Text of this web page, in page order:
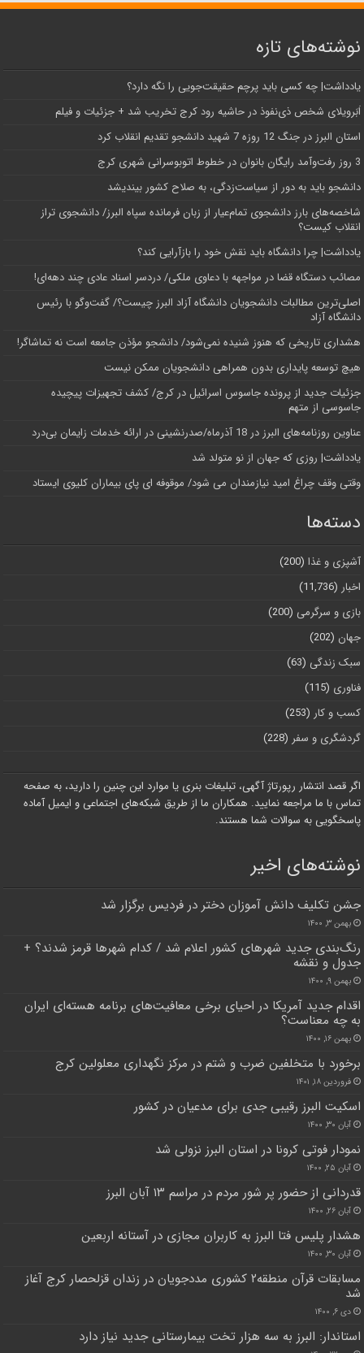
نوشته‌های تازه
یادداشت| ‌چه کسی باید پرچم حقیقت‌جویی را نگه دارد؟
اَبَر‌ویلای شخص ذی‌نفوذ در حاشیه‌ رود کرج تخریب شد + جزئیات و فیلم
استان البرز در جنگ 12 روزه 7 شهید دانشجو تقدیم انقلاب کرد
3 روز رفت‌وآمد رایگان بانوان در خطوط اتوبوسرانی شهری کرج
دانشجو باید به دور از سیاست‌زدگی، به صلاح کشور بیندیشد
شاخصه‌های بارز دانشجوی تمام‌عیار از زبان فرمانده سپاه البرز/ دانشجوی تراز
انقلاب کیست؟
یادداشت| چرا دانشگاه باید نقش خود را بازآرایی کند؟
مصائب دستگاه قضا در مواجهه با دعاوی ملکی/ دردسر اسناد عادی چند‌ دهه‌ای!
اصلی‌ترین مطالبات دانشجویان دانشگاه آزاد البرز چیست؟/ گفت‌وگو با رئیس
دانشگاه آز‌اد
هشداری تاریخی که هنوز شنیده نمی‌شود/ دانشجو مؤذن جامعه است نه تماشاگر!
هیچ توسعه پایداری بدون همراهی دانشجویان ممکن نیست
جزئیات جدید از پرونده جاسوس اسرائیل در کرج/‌ کشف تجهیزات پیچیده
جاسوسی از متهم
عناوین روزنامه‌های البرز در ‌18 آذرماه/صدرنشینی در ارائه خدمات زایمان بی‌درد
یادداشت| روزی که جهان از نو متولد شد
وقتی وقف چراغ امید نیازمندان می شود/ موقوفه ای پای بیماران کلیوی ایستاد
دسته‌ها
آشپزی و غذا (200)
اخبار (11,736)
بازی و سرگرمی (200)
جهان (202)
سبک زندگی (63)
فناوری (115)
کسب و کار (253)
گردشگری و سفر (228)
اگر قصد انتشار رپورتاژ آگهی، تبلیغات بنری یا موارد این چنین را دارید، به صفحه
تماس با ما مراجعه نمایید. همکاران ما از طریق شبکه‌های اجتماعی و ایمیل آماده
پاسخگویی به سوالات شما هستند.
نوشته‌های اخیر
جشن تکلیف دانش آموزان دختر در فردیس برگزار شد
بهمن ۳, ۱۴۰۰
رنگ‌بندی جدید شهرهای کشور اعلام شد / کدام شهرها قرمز شدند؟ +
جدول و نقشه
بهمن ۹, ۱۴۰۰
اقدام جدید آمریکا در احیای برخی معافیت‌های برنامه هسته‌ای ایران
به چه معناست؟
بهمن ۱۶, ۱۴۰۰
برخورد با متخلفین ضرب و شتم در مرکز نگهداری معلولین کرج
فروردین ۱۸, ۱۴۰۱
اسکیت البرز رقیبی جدی برای مدعیان در کشور
آبان ۳۰, ۱۴۰۰
نمودار فوتی کرونا در استان البرز نزولی شد
آبان ۲۵, ۱۴۰۰
قدردانی از حضور پر شور مردم در مراسم ۱۳ آبان البرز
آبان ۲۶, ۱۴۰۰
هشدار پلیس فتا البرز به کاربران مجازی در آستانه اربعین
آبان ۳۰, ۱۴۰۰
مسابقات قرآن منطقه۲ کشوری مددجویان در زندان قزلحصار کرج آغاز
شد
دی ۶, ۱۴۰۰
استاندار: البرز به سه هزار تخت بیمارستانی جدید نیاز دارد